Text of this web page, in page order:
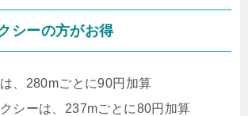
シーの方がお得
、280mごとに90円加算
シーは、237mごとに80円加算